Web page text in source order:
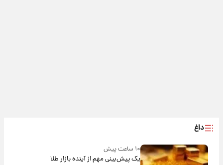
داغ
۱۰ ساعت پیش
یک پیش‌بینی مهم از آینده بازار طلا